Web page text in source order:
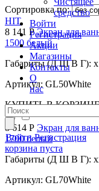
средство
Войти
Регистрация
Акции
Магазины
Контакты
О
нас
Войти Регистрация
корзина пуста
Сортировка по:
HIT
8 141 РЭкран для
1500 белый
Габариты (Д Ш В Г):
Артикул: GL50White
КУПИТЬ В
8 614 Р Экран для
1700 белый
Габариты (Д Ш В Г):
Артикул: GL70White